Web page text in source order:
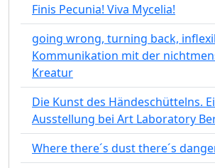
Finis Pecunia! Viva Mycelia!
going wrong, turning back,
Kommunikation mit der
Kreatur
Die Kunst des Händeschüttelns.
Ausstellung bei Art Laboratory
Where there´s dust there´s